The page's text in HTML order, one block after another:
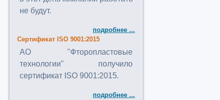
не будут.
подробнее ...
Сертификат ISO 9001:2015
АО "Фторопластовые
технологии" получило
сертификат ISO 9001:2015.
подробнее ...